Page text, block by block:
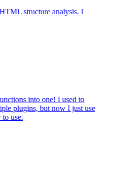
structure analysis. I
into one! I used to
plugins, but now I just use
use.